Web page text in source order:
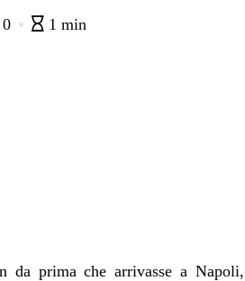
0
1 min
da prima che arrivasse a